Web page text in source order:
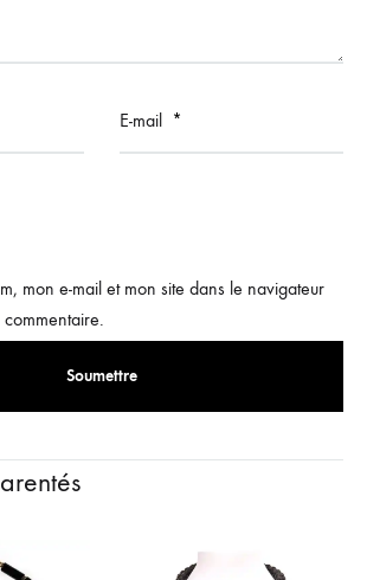
E-mail *
mon e-mail et mon site dans le navigateur